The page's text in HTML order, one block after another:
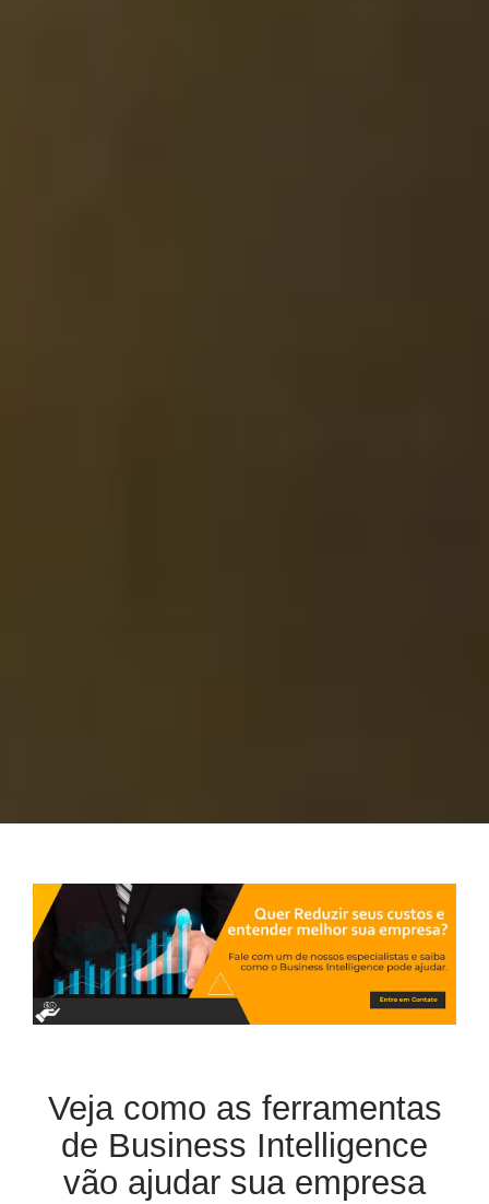
Veja como as ferramentas
de Business Intelligence
vão ajudar sua empresa